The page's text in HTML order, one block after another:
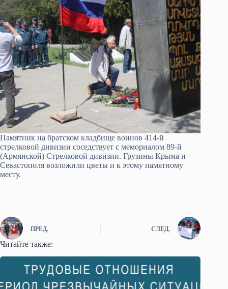
Памятник на братском кладбище воинов 414-й
стрелковой дивизии соседствует с мемориалом 89-й
(Армянской) Стрелковой дивизии. Грузины Крыма и
Севастополя возложили цветы и к этому памятному
месту.
ПРЕД. СЛЕД.
Читайте также: